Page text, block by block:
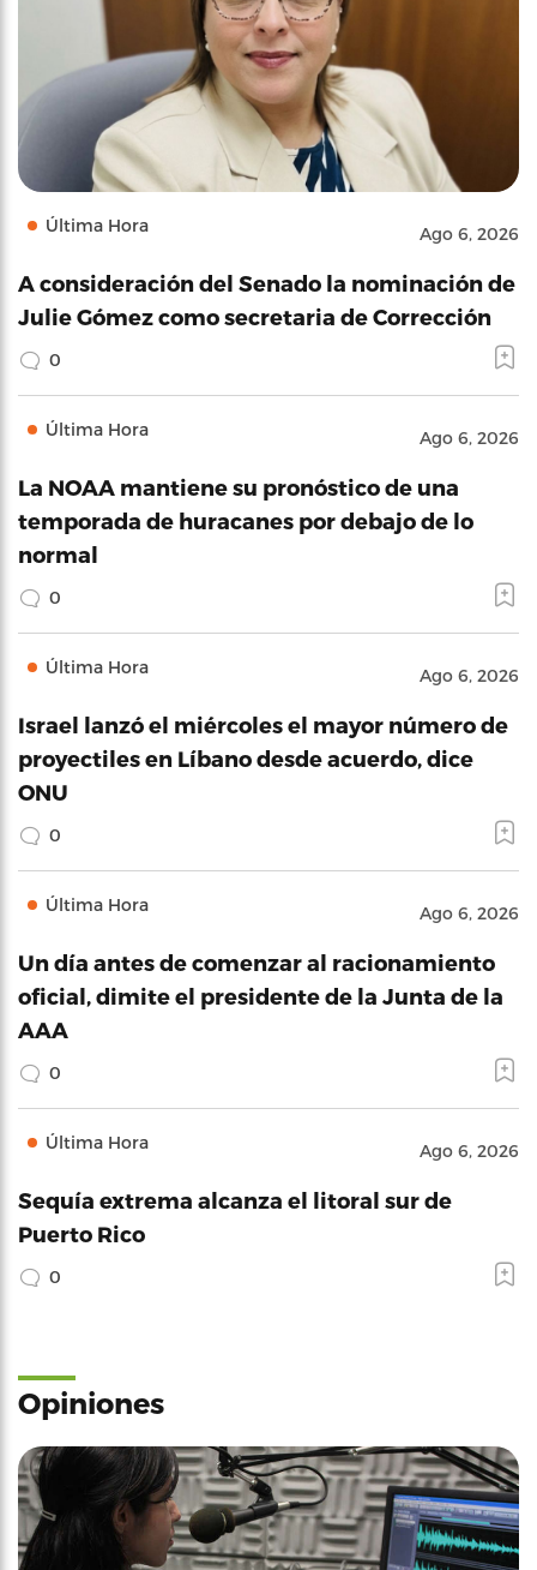
Última Hora Ago 6, 2026
A consideración del Senado la nominación de
Julie Gómez como secretaria de Corrección
0
Última Hora Ago 6, 2026
La NOAA mantiene su pronóstico de una
temporada de huracanes por debajo de lo
normal
0
Última Hora Ago 6, 2026
Israel lanzó el miércoles el mayor número de
proyectiles en Líbano desde acuerdo, dice
ONU
0
Última Hora Ago 6, 2026
Un día antes de comenzar al racionamiento
oficial, dimite el presidente de la Junta de la
AAA
0
Última Hora Ago 6, 2026
Sequía extrema alcanza el litoral sur de
Puerto Rico
0
Opiniones